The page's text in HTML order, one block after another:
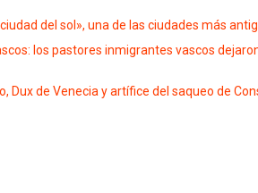
del sol», una de las ciudades más
los pastores inmigrantes vascos
Dux de Venecia y artífice del saqueo de